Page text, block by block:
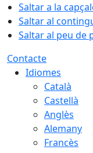
Saltar a la
Saltar al
Saltar al peu de
Contacte
Idiomes
Català
Castellà
Anglès
Alemany
Francès